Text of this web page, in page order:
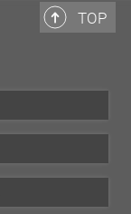
TOP